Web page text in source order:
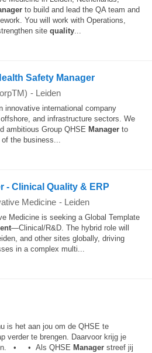
to build and lead the QA team and
You will work with Operations,
site quality...
Safety Manager
- Leiden
innovative international company
and infrastructure sectors. We
ambitious Group QHSE Manager to
the business...
- Clinical Quality & ERP
Medicine - Leiden
Medicine is seeking a Global Template
—Clinical/R&D. The hybrid role will
and other sites globally, driving
in a complex multi...
is het aan jou om de QHSE te
verder te brengen. Daarvoor krijg je
• • Als QHSE Manager streef jij